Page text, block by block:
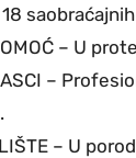
– U
–
– U